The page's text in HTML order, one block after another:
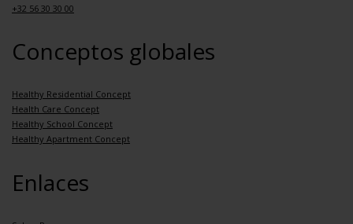
+32 56 30 30 00
Conceptos globales
Healthy Residential Concept
Health Care Concept
Healthy School Concept
Healthy Apartment Concept
Enlaces